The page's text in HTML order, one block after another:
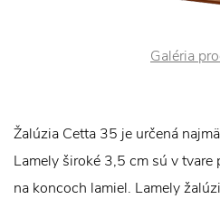
Galéria
Žalúzia Cetta 35 je určená
Lamely široké 3,5 cm sú v tvare
na koncoch lamiel. Lamely